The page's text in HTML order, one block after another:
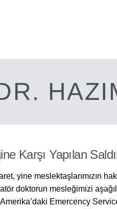
Karşı Yapılan
yine meslektaşlarımızın
doktorun mesleğimizi
Amerika’daki Emercency